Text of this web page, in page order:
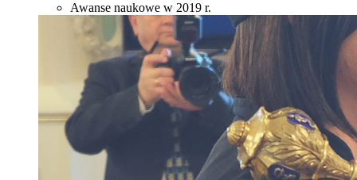
Awanse naukowe w 2019 r.